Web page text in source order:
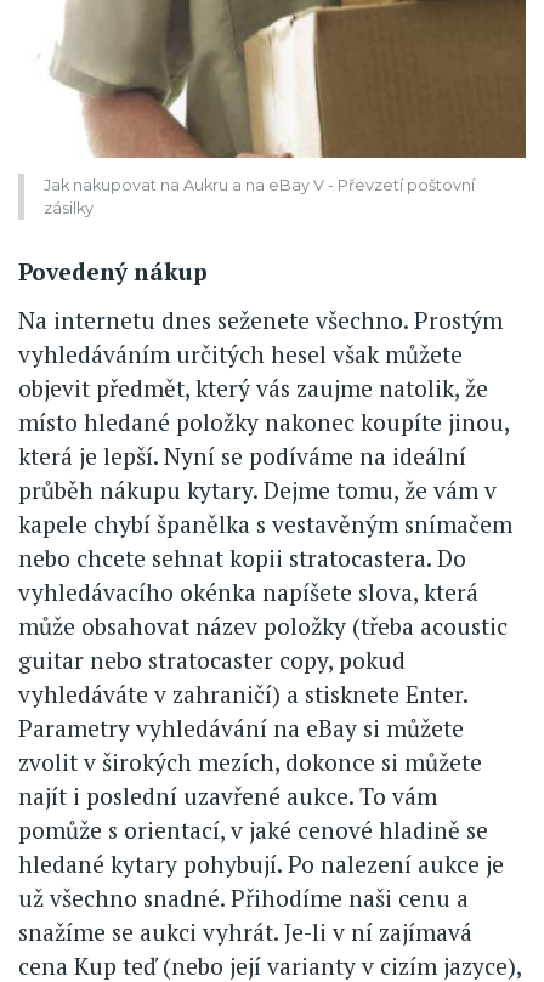
Jak nakupovat na Aukru a na eBay V - Převzetí poštovní
zásilky
Povedený nákup
Na internetu dnes seženete všechno. Prostým
vyhledáváním určitých hesel však můžete
objevit předmět, který vás zaujme natolik, že
místo hledané položky nakonec koupíte jinou,
která je lepší. Nyní se podíváme na ideální
průběh nákupu kytary. Dejme tomu, že vám v
kapele chybí španělka s vestavěným snímačem
nebo chcete sehnat kopii stratocastera. Do
vyhledávacího okénka napíšete slova, která
může obsahovat název položky (třeba acoustic
guitar nebo stratocaster copy, pokud
vyhledáváte v zahraničí) a stisknete Enter.
Parametry vyhledávání na eBay si můžete
zvolit v širokých mezích, dokonce si můžete
najít i poslední uzavřené aukce. To vám
pomůže s orientací, v jaké cenové hladině se
hledané kytary pohybují. Po nalezení aukce je
už všechno snadné. Přihodíme naši cenu a
snažíme se aukci vyhrát. Je-li v ní zajímavá
cena Kup teď (nebo její varianty v cizím jazyce),